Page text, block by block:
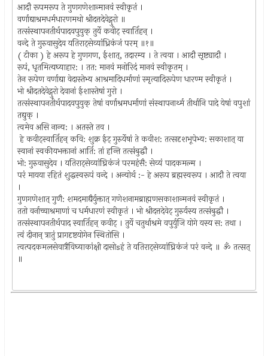
आदौ रूपमरूप ते गुणगणेशान्मानवं स्वीकृतं ।
वर्णाद्याश्रमधर्मधारणमथो श्रीदत्तदेवेट्गुरो ॥
तत्संस्थापनतीर्थपादवपुयुक् तुर्ये कवीट् स्वार्तिहन् ।
वन्दे ते गुरुवासुदेव यतिराट्सेव्यांध्रिकंजं परम् ॥१॥
( टीका ) हे अरूप हे गुणगण, ईशात्, तदारम्य । ते त्वया । आदौ सृष्ट्यादौ ।
रूपं, धृतमित्यघ्याहार: । तत: मानवं मनोरिदं मानवं स्वीकृतम् ।
तेन रूपेण वर्णाद्या वेदास्तेभ्य आश्रमादिधर्माणां स्मृत्यादिरूपेण धारण्म स्वीकृतं ।
भो श्रीदतदेवेट्गुरो देवानां ईशास्तेषां गुरो ।
तत्संस्थापनतीर्थपादवपुयुक् तेषां वर्णाश्रमधर्माणां संस्थापनार्थ्म तीर्थानि पादे येषां वपुशां
तद्युक् ।
त्वमेव असि नान्य: । अतस्ते तव ।
हे कवीट्स्वार्तिहन् कवि: शुक्र ईट् गुरुर्येषां ते कवीश: तत्सदृशभूपेभ्य: सकाशात् या
स्वानां स्वकीयभक्तानां आर्ति: तां हन्ति तत्संबुद्धौ ।
भो: गुरुवासुदेव । यतिराट्सेव्यांघ्रिकंजं परमहंसै: सेव्यं पादकमल्म ।
परं मायया रहितं शुद्धस्वरूपं वन्दे । अन्योर्थ :- हे अरूप ब्रह्मस्वरूप । आदौ ते त्वया
।
गुणगणेशात् गुणै: शमदमाद्यैर्युक्तात् गणेशनामब्राह्मणसकाशान्मनवं स्वीकृतं ।
ततो वर्नाच्चाश्रमाणां च धर्मधारणं स्वीकृतं । भो श्रीदत्तदेवेट् गुरुर्यस्य तत्संबुद्धौ ।
तत्संस्थापनतीर्थपाद स्वार्तिहन् कवीट् । तुर्ये चतुर्थाश्रमे वपुर्युजि योगे यस्य स: तथा ।
त्वं दीनान् त्रातुं प्रागदृष्टयोगेन स्थितोसि ।
त्वत्पदकमलसेवात्रैविघ्याकांक्षी दासोsहं ते यतिराट्सेव्यांघ्रिकंजं परं वन्दे ॥ ॐ तत्सत्
॥